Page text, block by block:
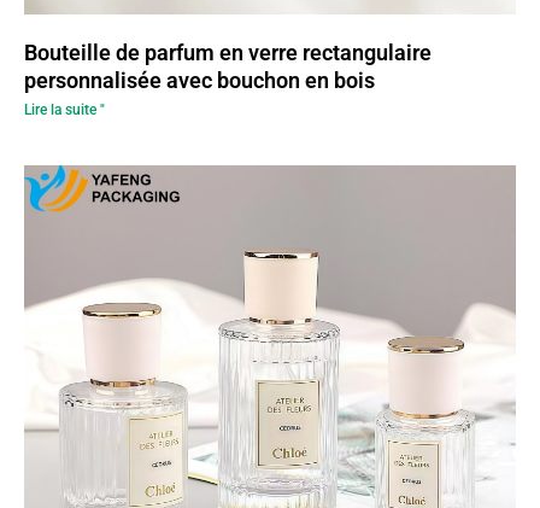
Bouteille de parfum en verre rectangulaire
personnalisée avec bouchon en bois
Lire la suite "